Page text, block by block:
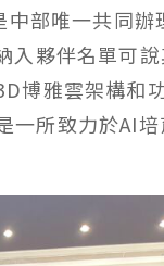
中部唯一共同
夥伴名單可
博雅雲架構和
一所致力於AI